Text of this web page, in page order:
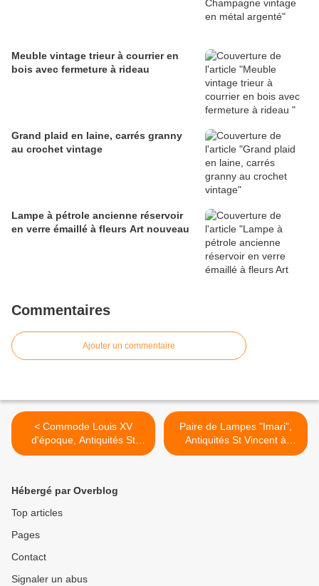
Meuble vintage trieur à courrier en
bois avec fermeture à rideau
Grand plaid en laine, carrés granny
au crochet vintage
Lampe à pétrole ancienne réservoir
en verre émaillé à fleurs Art nouveau
Commentaires
Ajouter un commentaire
< Commode Louis XV
d'époque, Antiquités St
Vincent à Nevers (58000)
Paire de Lampes "Imari",
Antiquités St Vincent à
Nevers(58000) >
Hébergé par Overblog
Top articles
Pages
Contact
Signaler un abus